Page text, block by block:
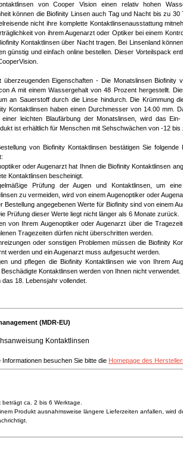
von Cooper Vision einen relativ hohen
können die Biofinity Linsen auch Tag und Nacht bis zu 30
nicht ihre komplette Kontaktlinsenausstattung
von ihrem Augenarzt oder Optiker bei einem
Kontaktlinsen über Nacht tragen. Bei Linsenland
günstig und einfach online bestellen. Dieser Vorteilspack
überzeugenden Eigenschaften - Die Monatslinsen Biofinity
A mit einem Wassergehalt von 48 Prozent hergestellt.
an Sauerstoff durch die Linse hindurch. Die Krümmung
Kontaktlinsen haben einen Durchmesser von 14.00 mm.
leichten Blaufärbung der Monatslinsen, wird das Ein-
ist erhältlich für Menschen mit Sehschwächen von -12 bis
von Biofinity Kontaktlinsen bestätigen Sie
oder Augenarzt hat Ihnen die Biofinity Kontaktlinsen
Kontaktlinsen bescheinigt.
Prüfung der Augen und Kontaktlinsen, um eine
zu vermeiden, wird von einem Augenoptiker oder
Bestellung angegebenen Werte für Biofinity sind von einem
Prüfung dieser Werte liegt nicht länger als 6 Monate zurück.
von Ihrem Augenoptiker oder Augenarzt über die
Tragezeiten dürfen nicht überschritten werden.
oder sonstigen Problemen müssen die Biofinity
werden und ein Augenarzt muss aufgesucht werden.
und pflegen die Biofinity Kontaktlinsen wie von Ihrem
Kontaktlinsen werden von Ihnen nicht verwendet.
das 18. Lebensjahr vollendet.
(MDR-EU)
Kontaktlinsen
Informationen besuchen Sie bitte die Homepage des
beträgt ca. 2 bis 6 Werktage.
Produkt ausnahmsweise längere Lieferzeiten anfallen, wird